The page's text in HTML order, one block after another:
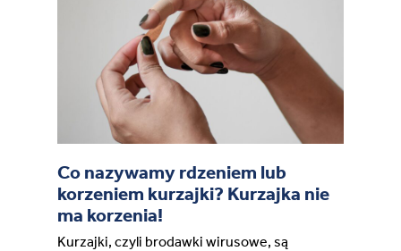
Co nazywamy rdzeniem lub
korzeniem kurzajki? Kurzajka nie
ma korzenia!
Kurzajki, czyli brodawki wirusowe, są
France (French)
Finland (Finnish)
Hong Kong (Chinese)
India (Hindi)